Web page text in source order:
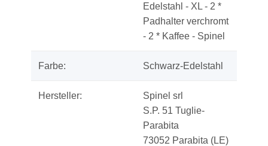
Edelstahl - XL - 2 *
Padhalter verchromt
- 2 * Kaffee - Spinel
Farbe: Schwarz-Edelstahl
Hersteller:
Spinel srl
S.P. 51 Tuglie-
Parabita
73052 Parabita (LE)